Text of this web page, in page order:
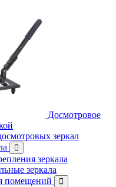
Досмотровое
зеркал
зеркала
зеркала
помещений